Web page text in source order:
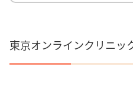
東京オンラインクリニッ